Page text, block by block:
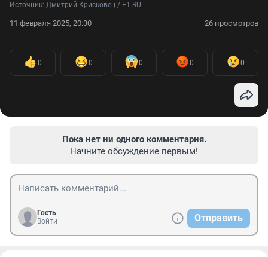
Источник: Дмитрий Крисковец / E1.RU
11 февраля 2025, 20:30 26 просмотров
0 0 0 0 0
Пока нет ни одного комментария.
Начните обсуждение первым!
Гость
Войти
Отправить